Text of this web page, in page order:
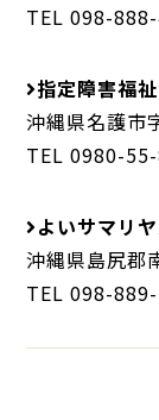
TEL 098-
指定障害福
沖縄県名護市
TEL 0980-
よいサマリ
沖縄県島尻郡
TEL 098-